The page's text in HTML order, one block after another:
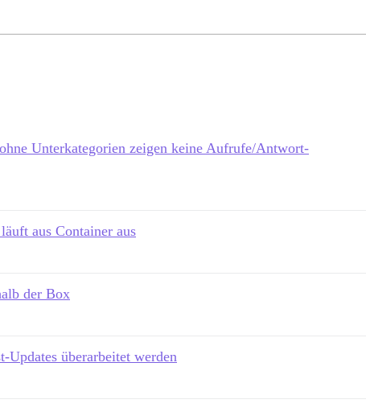
Unterkategorien zeigen keine Aufrufe/Antwort-
aus Container aus
der Box
überarbeitet werden